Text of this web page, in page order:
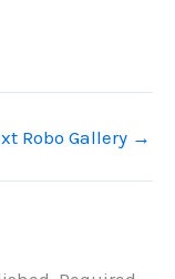
Robo Gallery →